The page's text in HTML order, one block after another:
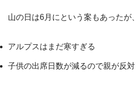
山の日は6月にという案もあったが、
アルプスはまだ寒すぎる
子供の出席日数が減るので親が反対